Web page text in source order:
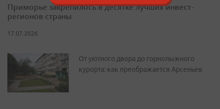
Приморье закрепилось в десятке лучших инвест-
регионов страны
17.07.2026
От уютного двора до горнолыжного
курорта: как преображается Арсеньев